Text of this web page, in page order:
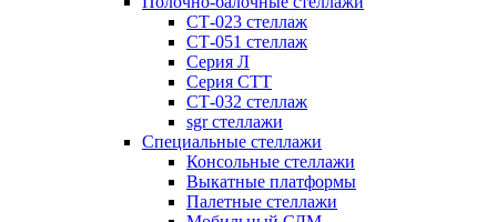
СТ-023 стеллаж
СТ-051 стеллаж
Серия Л
Серия СТТ
СТ-032 стеллаж
sgr стеллажи
Специальные стеллажи
Консольные стеллажи
Выкатные платформы
Палетные стеллажи